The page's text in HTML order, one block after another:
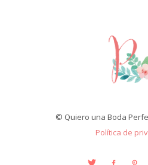
© Quiero una Boda
Política de